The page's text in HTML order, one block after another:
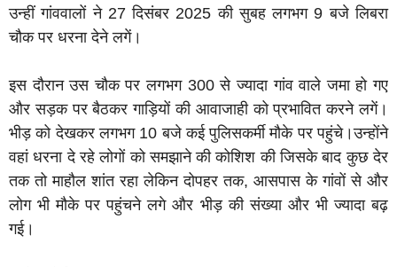
उन्हीं गांववालों ने 27 दिसंबर 2025 की सुबह लगभग 9 बजे लिबरा
चौक पर धरना देने लगें।
इस दौरान उस चौक पर लगभग 300 से ज्यादा गांव वाले जमा हो गए
और सड़क पर बैठकर गाड़ियों की आवाजाही को प्रभावित करने लगें।
भीड़ को देखकर लगभग 10 बजे कई पुलिसकर्मी मौके पर पहुंचे।उन्होंने
वहां धरना दे रहे लोगों को समझाने की कोशिश की जिसके बाद कुछ देर
तक तो माहौल शांत रहा लेकिन दोपहर तक, आसपास के गांवों से और
लोग भी मौके पर पहुंचने लगे और भीड़ की संख्या और भी ज्यादा बढ़
गई।